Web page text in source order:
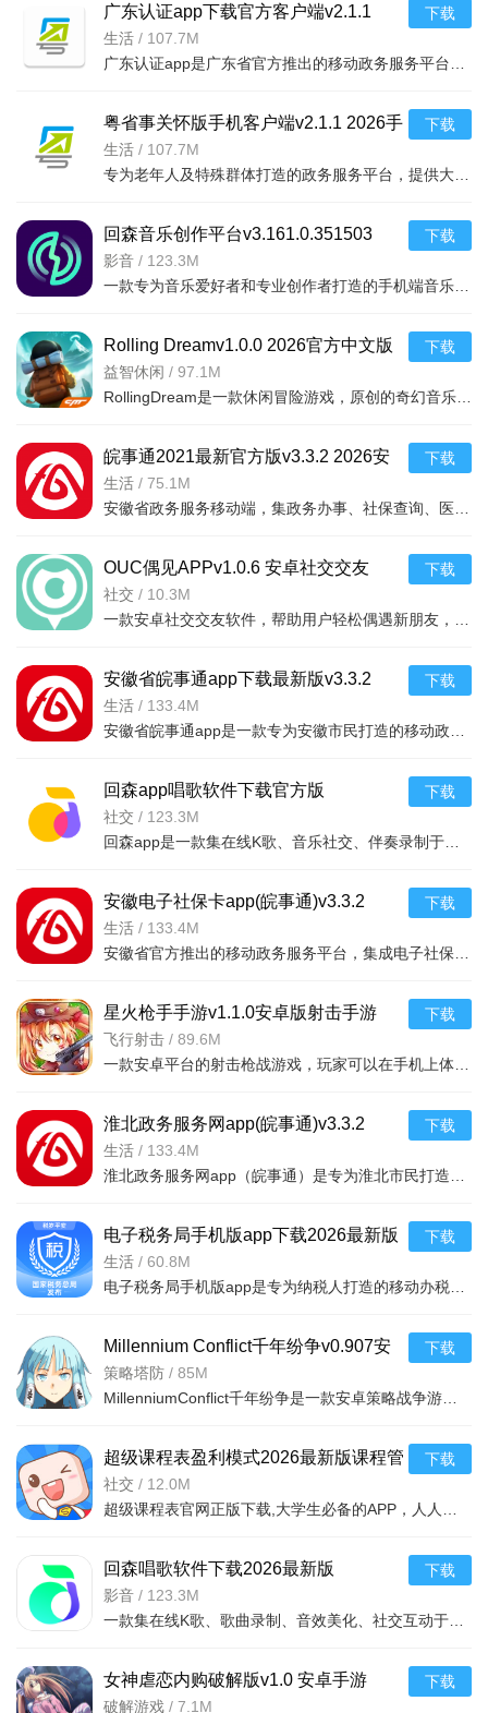
广东认证app下载官方客户端v2.1.1
2026手机版
生活 / 107.7M
下载
粤省事关怀版手机客户端v2.1.1 2026手
机版 政务办事
生活 / 107.7M
下载
回森音乐创作平台v3.161.0.351503
2026手机版
影音 / 123.3M
下载
Rolling Dreamv1.0.0 2026官方中文版
益智休闲 / 97.1M
下载
皖事通2021最新官方版v3.3.2 2026安
卓版
生活 / 75.1M
下载
OUC偶见APPv1.0.6 安卓社交交友
社交 / 10.3M
下载
安徽省皖事通app下载最新版v3.3.2
2026手机版
生活 / 133.4M
下载
回森app唱歌软件下载官方版
v3.161.0.351503 2026安卓版
社交 / 123.3M
下载
安徽电子社保卡app(皖事通)v3.3.2
2026手机版
生活 / 133.4M
下载
星火枪手手游v1.1.0安卓版射击手游
飞行射击 / 89.6M
下载
淮北政务服务网app(皖事通)v3.3.2
2026安卓版
生活 / 133.4M
下载
电子税务局手机版app下载2026最新版
本v1.2.19 2026手机版
生活 / 60.8M
下载
Millennium Conflict千年纷争v0.907安
卓版
策略塔防 / 85M
下载
超级课程表盈利模式2026最新版课程管
理工具
社交 / 12.0M
下载
回森唱歌软件下载2026最新版
3.161.0.351503 2026手机版
影音 / 123.3M
下载
女神虐恋内购破解版v1.0 安卓手游
破解游戏 / 7.1M
下载